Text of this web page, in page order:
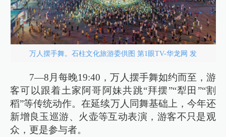
万人摆手舞。石柱文化旅游委供图 第1眼TV-华龙网 发
7—8月每晚19:40，万人摆手舞如约而至，游
客可以跟着土家阿哥阿妹共跳“拜摆”“犁田”“割
稻”等传统动作。在延续万人同舞基础上，今年还
新增良玉巡游、火壶等互动表演，游客不只是观
众，更是参与者。